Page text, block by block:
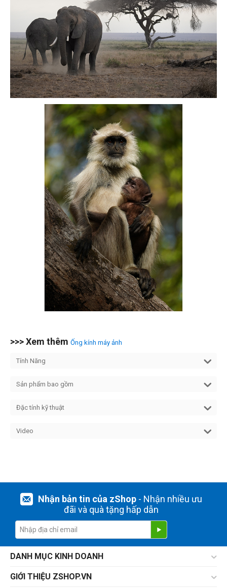
>>> Xem thêm Ống kính máy ảnh
Tính Năng
Sản phẩm bao gồm
Đặc tính kỹ thuật
Video
Nhận bản tin của zShop- Nhận nhiều ưu
đãi và quà tặng hấp dẫn
DANH MỤC KINH DOANH
GIỚI THIỆU ZSHOP.VN